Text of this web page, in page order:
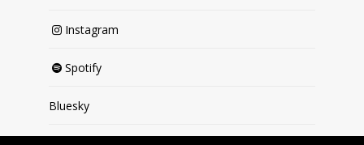
Instagram
Spotify
Bluesky